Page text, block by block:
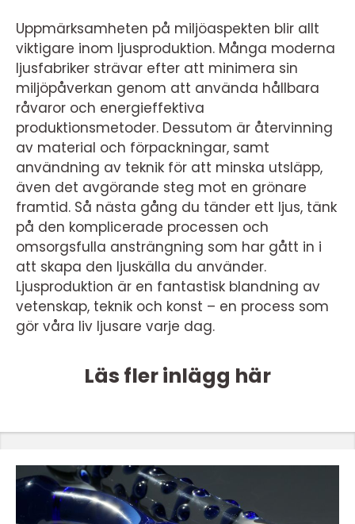
Uppmärksamheten på miljöaspekten blir allt
viktigare inom ljusproduktion. Många moderna
ljusfabriker strävar efter att minimera sin
miljöpåverkan genom att använda hållbara
råvaror och energieffektiva
produktionsmetoder. Dessutom är återvinning
av material och förpackningar, samt
användning av teknik för att minska utsläpp,
även det avgörande steg mot en grönare
framtid. Så nästa gång du tänder ett ljus, tänk
på den komplicerade processen och
omsorgsfulla ansträngning som har gått in i
att skapa den ljuskälla du använder.
Ljusproduktion är en fantastisk blandning av
vetenskap, teknik och konst – en process som
gör våra liv ljusare varje dag.
Läs fler inlägg här